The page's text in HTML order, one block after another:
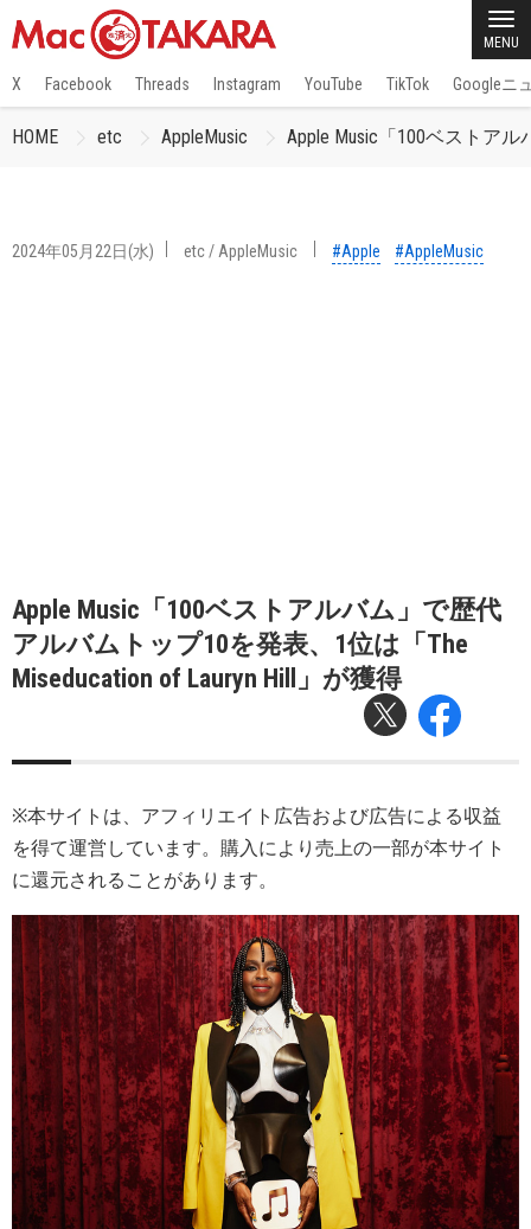
MENU
X Facebook Threads Instagram YouTube TikTok Googleニ
HOME etc AppleMusic Apple Music「100ベストア
2024年05月22日(水) etc/ AppleMusic #Apple #AppleMusic
Apple Music「100ベストアルバム」で歴代
アルバムトップ10を発表、1位は「The
Miseducation of Lauryn Hill」が獲得
※本サイトは、アフィリエイト広告および広告による収益
を得て運営しています。購入により売上の一部が本サイト
に還元されることがあります。